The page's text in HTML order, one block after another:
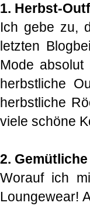
1. Herbst-
Ich gebe zu,
letzten
Mode
herbstliche
herbstliche
viele schöne
2.
Worauf ich
Loungewear!